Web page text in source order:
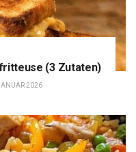
(3 Zutaten)
2026